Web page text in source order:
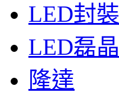
LED封裝
LED磊晶
隆達